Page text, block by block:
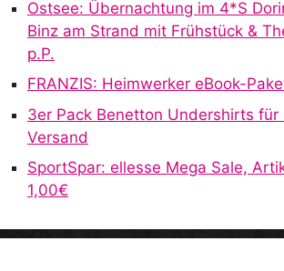
Ostsee: Übernachtung im 4*S
Binz am Strand mit Frühstück &
p.P.
FRANZIS: Heimwerker eBook-
3er Pack Benetton Undershirts
Versand
SportSpar: ellesse Mega Sale,
1,00€